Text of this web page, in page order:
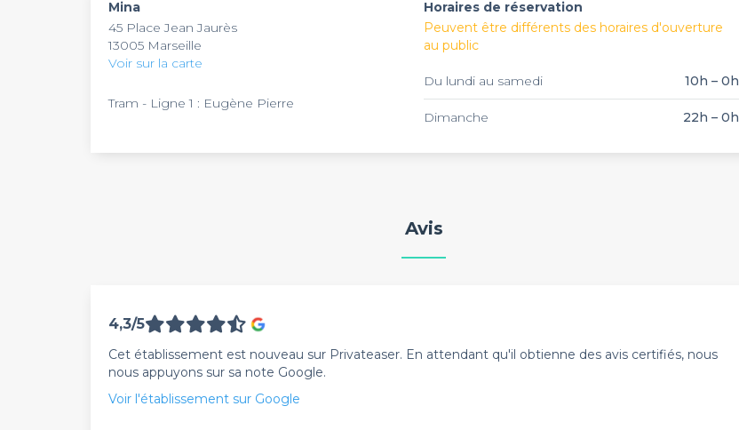
Mina
45 Place Jean Jaurès
13005 Marseille
Voir sur la carte
Tram - Ligne 1 : Eugène Pierre
Horaires de réservation
Peuvent être différents des horaires d'ouverture
au public
Du lundi au samedi 10h – 0h
Dimanche 22h – 0h
Avis
4,3/5
Cet établissement est nouveau sur Privateaser. En attendant qu'il obtienne des avis certifiés, nous
nous appuyons sur sa note Google.
Voir l'établissement sur Google